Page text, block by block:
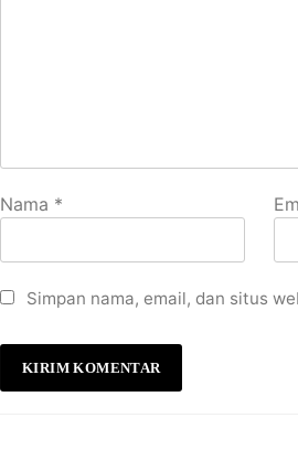
Nama *
Simpan nama, email, dan situs